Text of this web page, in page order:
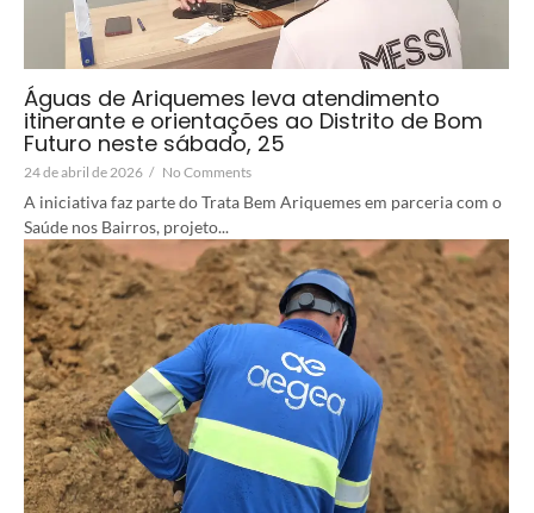
Águas de Ariquemes leva atendimento
itinerante e orientações ao Distrito de Bom
Futuro neste sábado, 25
24 de abril de 2026 / No Comments
A iniciativa faz parte do Trata Bem Ariquemes em parceria com o
Saúde nos Bairros, projeto...